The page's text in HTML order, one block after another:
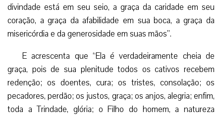
divindade está em seu seio, a graça da caridade em seu
coração, a graça da afabilidade em sua boca, a graça da
misericórdia e da generosidade em suas mãos”.
E acrescenta que “Ela é verdadeiramente cheia de
graça, pois de sua plenitude todos os cativos recebem
redenção; os doentes, cura; os tristes, consolação; os
pecadores, perdão; os justos, graça; os anjos, alegria; enfim,
toda a Trindade, glória; o Filho do homem, a natureza